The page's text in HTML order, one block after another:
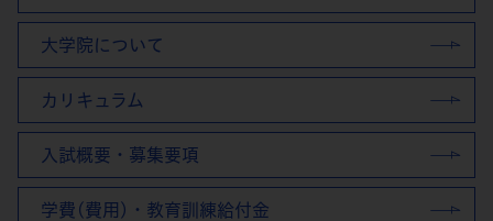
大学院について
カリキュラム
入試概要・募集要項
学費(費用)・教育訓練給付金